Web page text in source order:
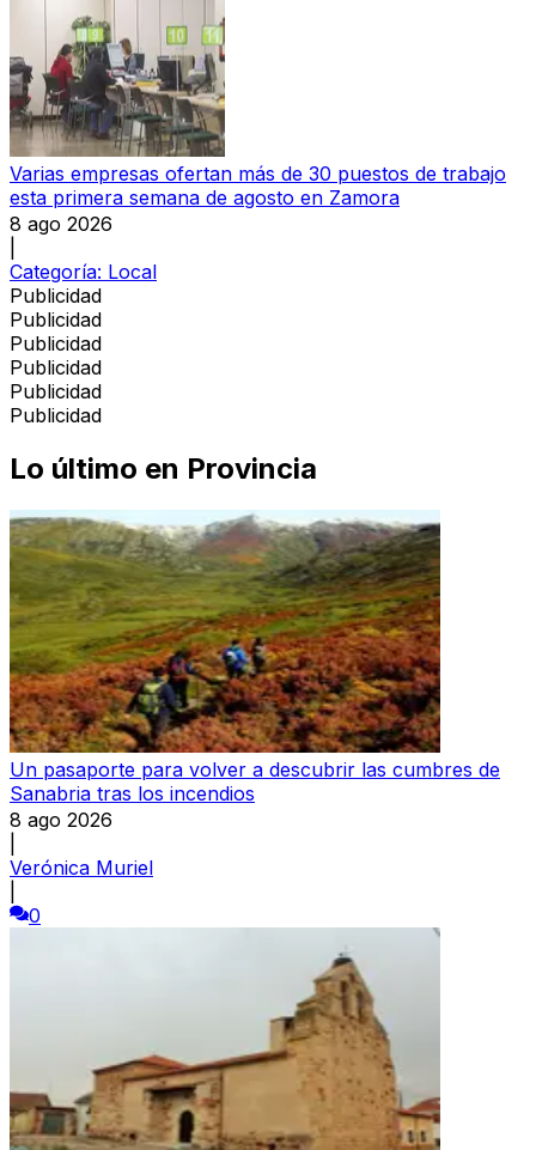
Varias empresas ofertan más de 30 puestos de trabajo
esta primera semana de agosto en Zamora
8 ago 2026
Categoría: Local
Publicidad
Publicidad
Publicidad
Publicidad
Publicidad
Publicidad
Lo último en Provincia
Un pasaporte para volver a descubrir las cumbres de
Sanabria tras los incendios
8 ago 2026
Verónica Muriel
0